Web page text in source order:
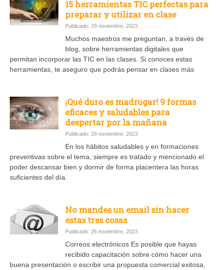
15 herramientas TIC perfectas para
preparar y utilizar en clase
Publicado: 29 noviembre, 2023
Muchos maestros me preguntan, a través de
blog, sobre herramientas digitales que
permitan incorporar las TIC en las clases. Si conoces estas
herramientas, te aseguro que podrás pensar en clases más
¡Qué duro es madrugar! 9 formas
eficaces y saludables para
despertar por la mañana
Publicado: 26 noviembre, 2023
En los hábitos saludables y en formaciones
preventivas sobre el tema, siempre es tratado y mencionado el
poder descansar bien y dormir de forma placentera las horas
suficientes del día.
No mandes un email sin hacer
estas tres cosas
Publicado: 26 noviembre, 2023
Correos electrónicos Es posible que hayas
recibido capacitación sobre cómo hacer una
buena presentación o escribir una propuesta comercial exitosa,